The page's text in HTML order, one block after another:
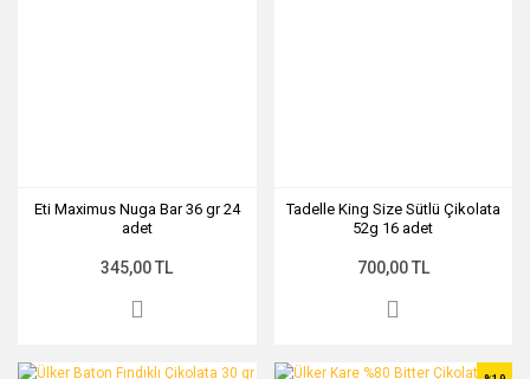
Eti Maximus Nuga Bar 36 gr 24
adet
345,00 TL
Tadelle King Size Sütlü Çikolata
52g 16 adet
700,00 TL